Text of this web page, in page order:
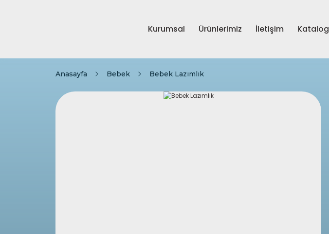
Kurumsal Ürünlerimiz İletişim Katalog
Anasayfa Bebek Bebek Lazımlık